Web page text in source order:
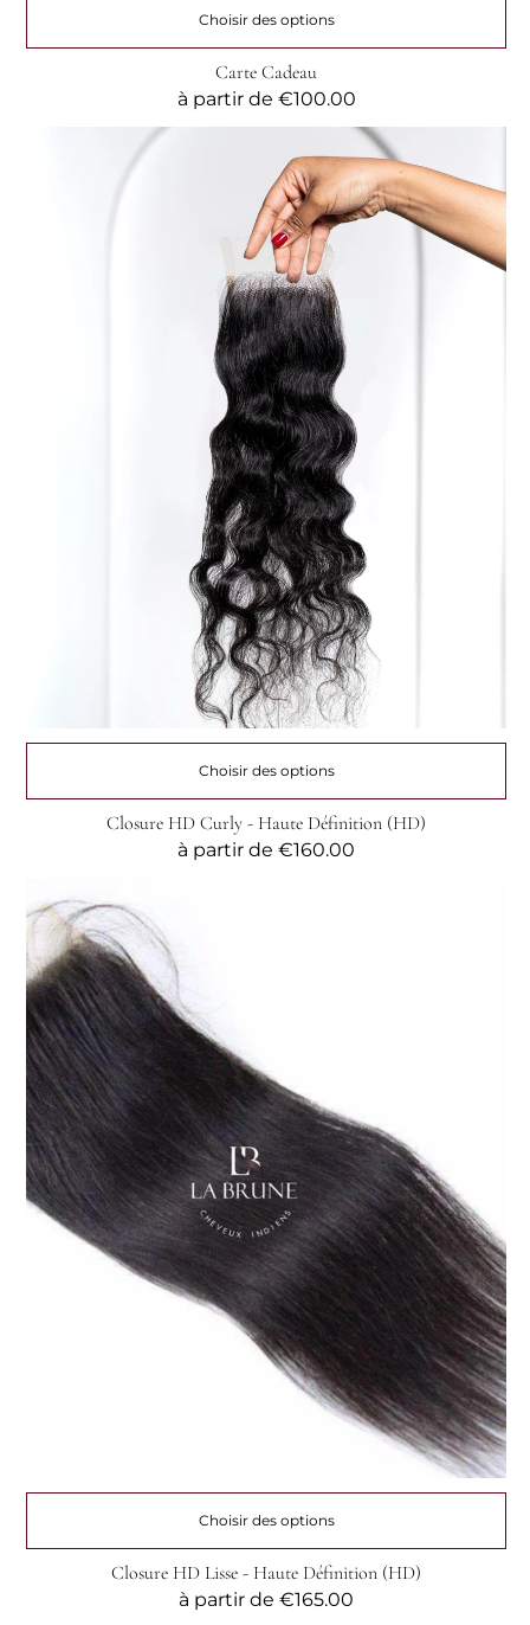
Choisir des options
Carte Cadeau
Prix
habituel
à partir de €100.00
Choisir des options
Closure HD Curly - Haute Définition (HD)
Prix
à partir de €160.00
Choisir des options
Closure HD Lisse - Haute Définition (HD)
Prix
à partir de €165.00